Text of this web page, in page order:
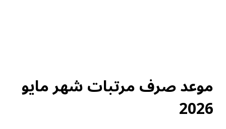
موعد صرف مرتبات شهر مايو
2026